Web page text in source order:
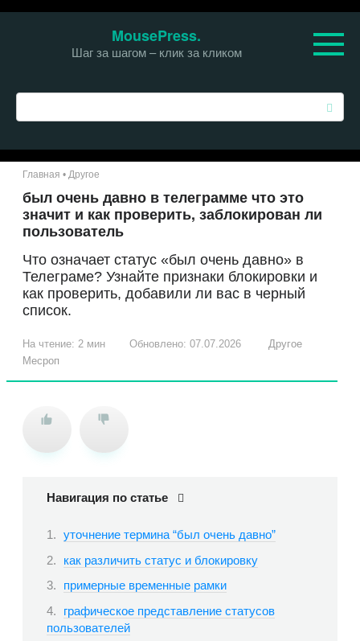
MousePress.
Шаг за шагом – клик за кликом
о
с
Главная • Другое
был очень давно в телеграмме что это
значит и как проверить, заблокирован ли
пользователь
Что означает статус «был очень давно» в
Телеграме? Узнайте признаки блокировки и
как проверить, добавили ли вас в черный
список.
На чтение: 2 мин Обновлено: 07.07.2026
Другое
Месроп
Навигация по статье
уточнение термина “был очень давно”
как различить статус и блокировку
примерные временные рамки
графическое представление статусов
пользователей